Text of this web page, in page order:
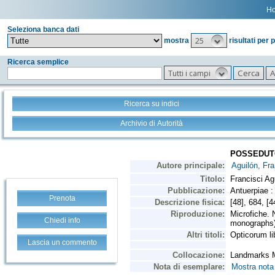
Seleziona banca dati
mostra
25 risultati per
Ricerca semplice
Tutti i campi
Ricerca su indici
Archivio di Autorità
Prenota
Chiedi info
Lascia un commento